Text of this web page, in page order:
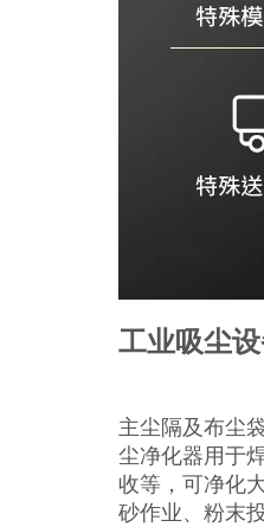
工业吸尘
主尘隔及布尘
尘净化器用于
收等，可净化
砂作业、粉末